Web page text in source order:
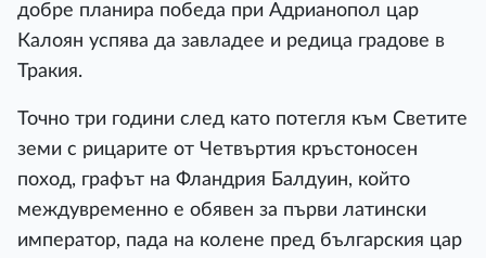
добре планира победа при Адрианопол цар
Калоян успява да завладее и редица градове в
Тракия.
Точно три години след като потегля към Светите
земи с рицарите от Четвъртия кръстоносен
поход, графът на Фландрия Балдуин, който
междувременно е обявен за първи латински
император, пада на колене пред българския цар